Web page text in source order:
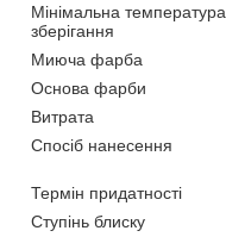
Мінімальна температура
зберігання
Миюча фарба
Основа фарби
Витрата
Спосіб нанесення
Термін придатності
Ступінь блиску